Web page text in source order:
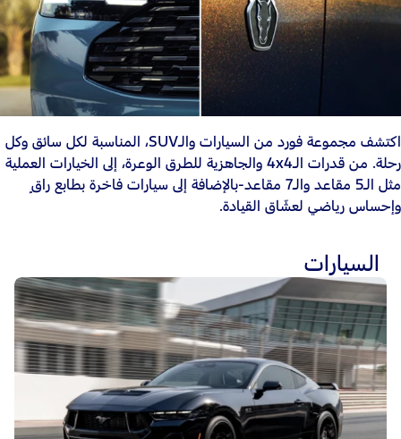
اكتشف مجموعة فورد من السيارات والـSUV، المناسبة لكل سائق وكل
رحلة. من قدرات الـ4x4 والجاهزية للطرق الوعرة، إلى الخيارات العملية
مثل الـ5 مقاعد والـ7 مقاعد-بالإضافة إلى سيارات فاخرة بطابع راقٍ
وإحساس رياضي لعشّاق القيادة.
السيارات